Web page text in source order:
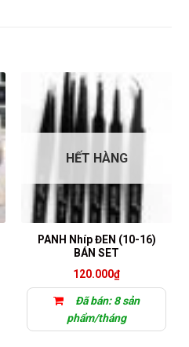
HẾT HÀNG
PANH Nhíp ĐEN (10-16)
BÁN SET
120.000₫
Đã bán: 8 sản
phẩm/tháng